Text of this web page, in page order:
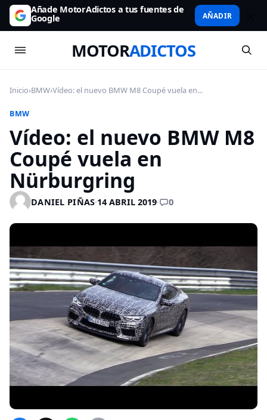
Añade MotorAdictos a tus fuentes de
Google AÑADIR
MOTORADICTOS
Inicio›BMW›Vídeo: el nuevo BMW M8 Coupé vuela en...
BMW
Vídeo: el nuevo BMW M8
Coupé vuela en
Nürburgring
DANIEL PIÑAS·14 ABRIL 2019· 0